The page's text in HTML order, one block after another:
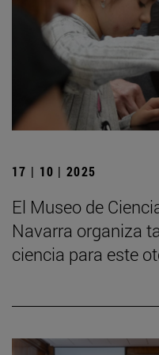
17 | 10 | 2025
El Museo de
Navarra organiza
ciencia para este